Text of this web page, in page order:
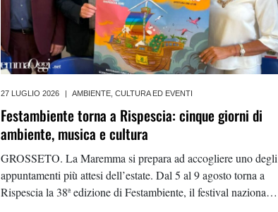
27 LUGLIO 2026 AMBIENTE, CULTURA ED EVENTI
Festambiente torna a Rispescia: cinque giorni di
ambiente, musica e cultura
GROSSETO. La Maremma si prepara ad accogliere uno degli
appuntamenti più attesi dell’estate. Dal 5 al 9 agosto torna a
Rispescia la 38ª edizione di Festambiente, il festival nazionale